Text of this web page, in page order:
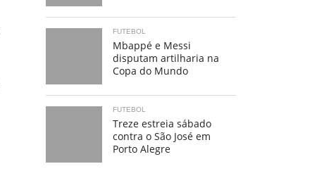
FUTEBOL
Mbappé e Messi
disputam artilharia na
Copa do Mundo
FUTEBOL
Treze estreia sábado
contra o São José em
Porto Alegre